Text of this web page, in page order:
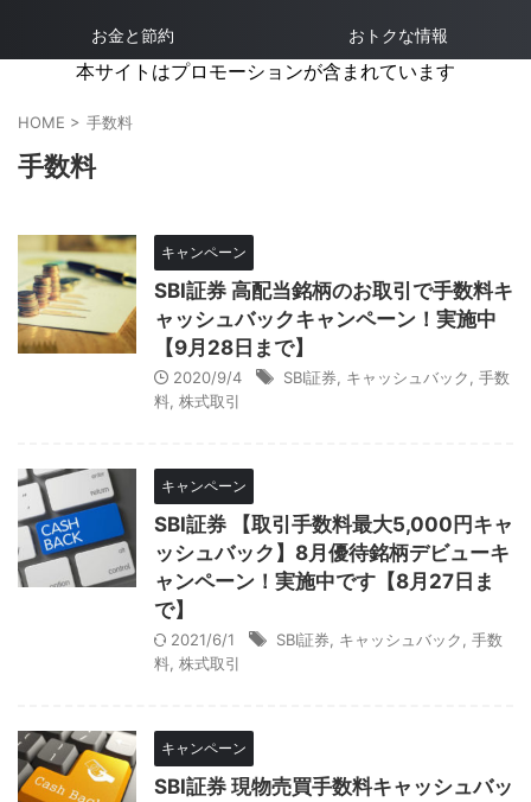
お金と節約 おトクな情報
本サイトはプロモーションが含まれています
HOME > 手数料
手数料
キャンペーン
SBI証券 高配当銘柄のお取引で手数料キ
ャッシュバックキャンペーン！実施中
【9月28日まで】
2020/9/4 SBI証券 キャッシュバック
手数
料 株式取引
キャンペーン
SBI証券 【取引手数料最大5,000円キャ
ッシュバック】8月優待銘柄デビューキ
ャンペーン！実施中です【8月27日ま
で】
2021/6/1 SBI証券 キャッシュバック
手数
料 株式取引
キャンペーン
SBI証券 現物売買手数料キャッシュバッ